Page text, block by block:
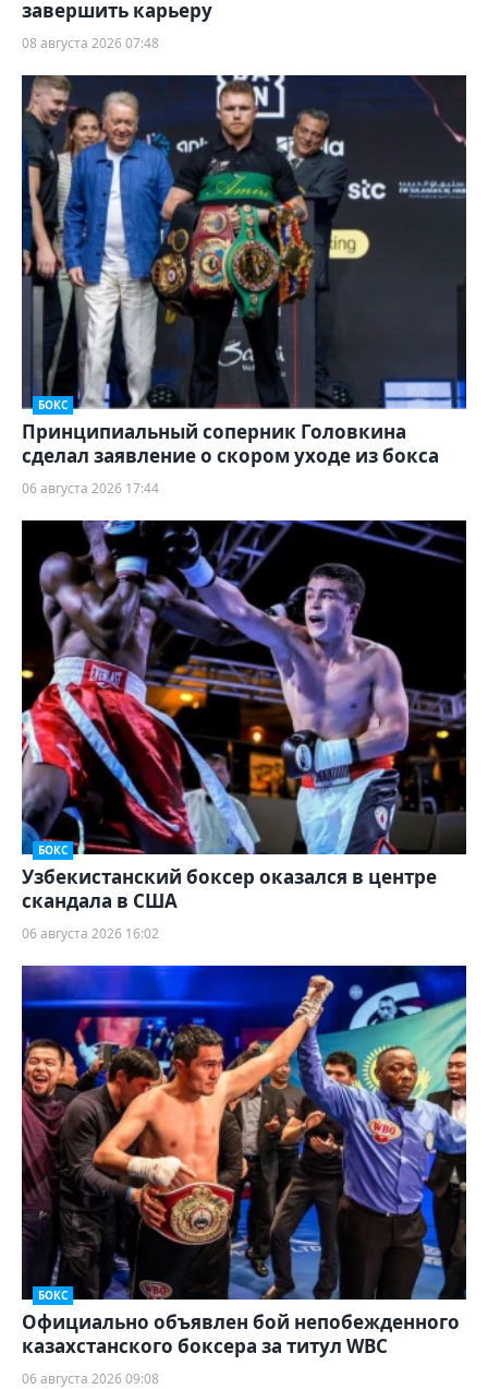
завершить карьеру
08 августа 2026 07:48
БОКС
Принципиальный соперник Головкина
сделал заявление о скором уходе из бокса
06 августа 2026 17:44
БОКС
Узбекистанский боксер оказался в центре
скандала в США
06 августа 2026 16:02
БОКС
Официально объявлен бой непобежденного
казахстанского боксера за титул WBC
06 августа 2026 09:08